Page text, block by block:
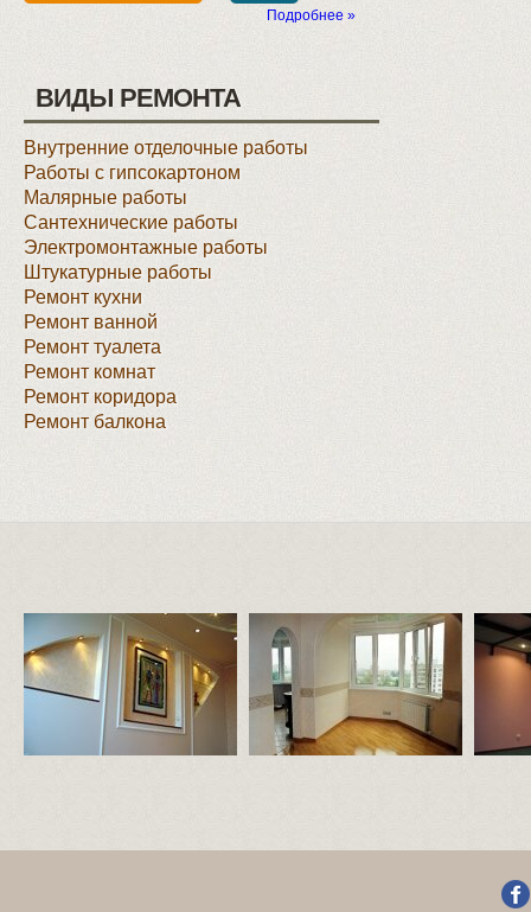
Подробнее »
ВИДЫ РЕМОНТА
Внутренние отделочные работы
Работы с гипсокартоном
Малярные работы
Сантехнические работы
Электромонтажные работы
Штукатурные работы
Ремонт кухни
Ремонт ванной
Ремонт туалета
Ремонт комнат
Ремонт коридора
Ремонт балкона